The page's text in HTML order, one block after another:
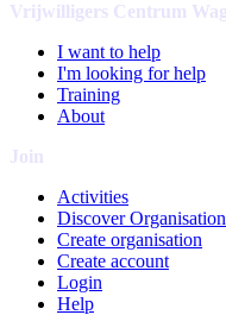
Vrijwilligers Centrum
I want to help
I'm looking for help
Training
About
Join
Activities
Discover
Create organisation
Create account
Login
Help